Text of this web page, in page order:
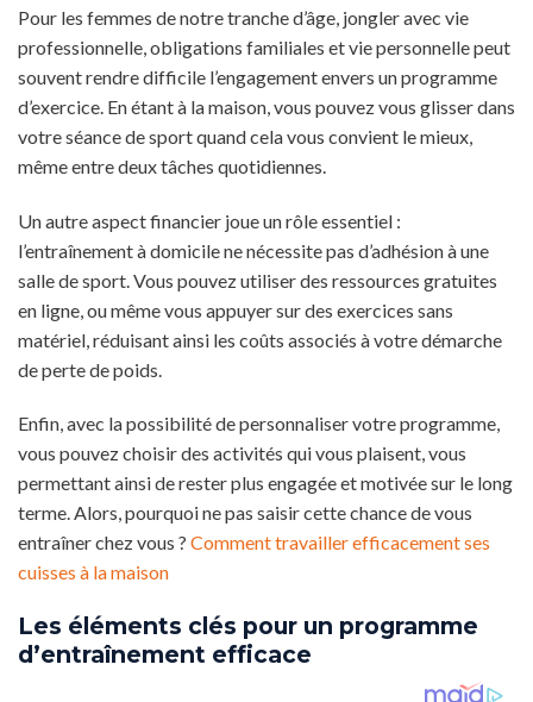
Pour les femmes de notre tranche d’âge, jongler avec vie
professionnelle, obligations familiales et vie personnelle peut
souvent rendre difficile l’engagement envers un programme
d’exercice. En étant à la maison, vous pouvez vous glisser dans
votre séance de sport quand cela vous convient le mieux,
même entre deux tâches quotidiennes.
Un autre aspect financier joue un rôle essentiel :
l’entraînement à domicile ne nécessite pas d’adhésion à une
salle de sport. Vous pouvez utiliser des ressources gratuites
en ligne, ou même vous appuyer sur des exercices sans
matériel, réduisant ainsi les coûts associés à votre démarche
de perte de poids.
Enfin, avec la possibilité de personnaliser votre programme,
vous pouvez choisir des activités qui vous plaisent, vous
permettant ainsi de rester plus engagée et motivée sur le long
terme. Alors, pourquoi ne pas saisir cette chance de vous
entraîner chez vous ? Comment travailler efficacement ses
cuisses à la maison
Les éléments clés pour un programme
d’entraînement efficace